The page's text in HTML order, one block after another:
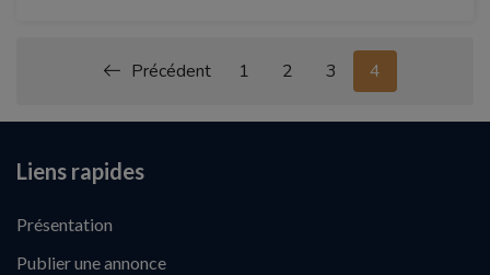
Précédent 1 2 3 4
Liens rapides
Présentation
Publier une annonce